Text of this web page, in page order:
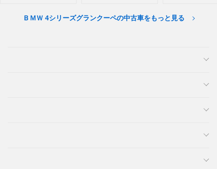
ＢＭＷ 4シリーズグランクーペの中古車をもっと見る